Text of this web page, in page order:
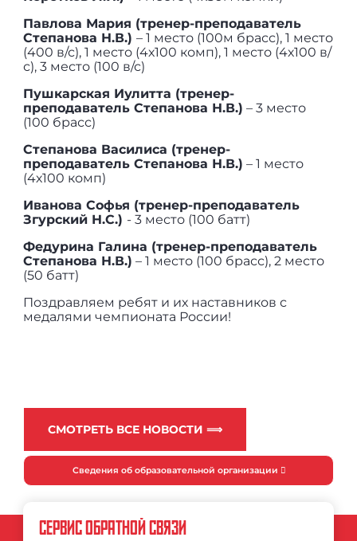
Павлова Мария (тренер-преподаватель
Степанова Н.В.) – 1 место (100м брасс), 1 место
(400 в/с), 1 место (4х100 комп), 1 место (4х100 в/
с), 3 место (100 в/с)
Пушкарская Иулитта (тренер-
преподаватель Степанова Н.В.) – 3 место
(100 брасс)
Степанова Василиса (тренер-
преподаватель Степанова Н.В.) – 1 место
(4х100 комп)
Иванова Софья (тренер-преподаватель
Згурский Н.С.) - 3 место (100 батт)
Федурина Галина (тренер-преподаватель
Степанова Н.В.) – 1 место (100 брасс), 2 место
(50 батт)
Поздравляем ребят и их наставников с
медалями чемпионата России!
СМОТРЕТЬ ВСЕ НОВОСТИ ⟹
Сведения об образовательной организации
СЕРВИС ОБРАТНОЙ СВЯЗИ